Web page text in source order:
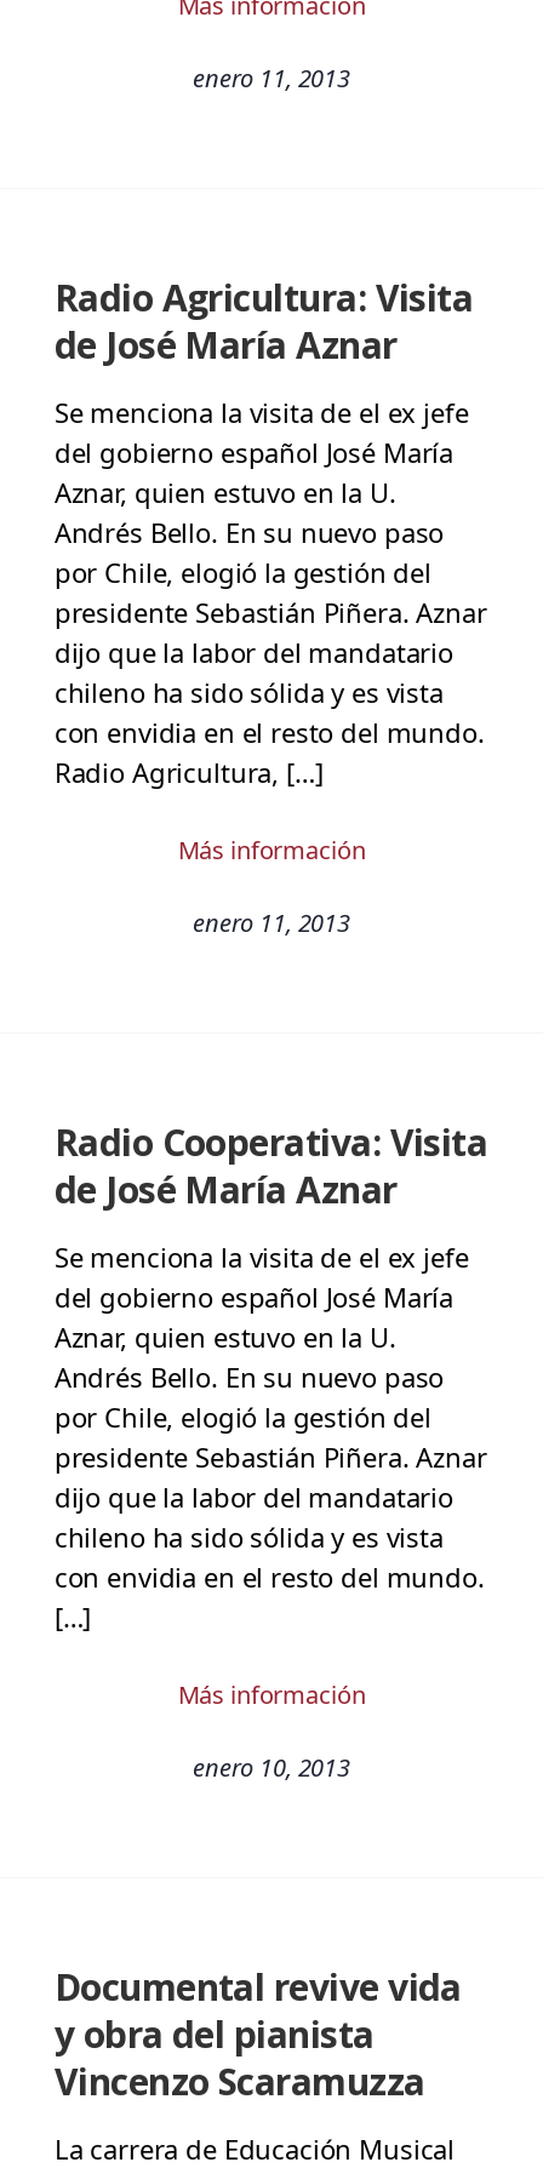
enero 11, 2013
Radio Agricultura: Visita
de José María Aznar
Se menciona la visita de el ex jefe
del gobierno español José María
Aznar, quien estuvo en la U.
Andrés Bello. En su nuevo paso
por Chile, elogió la gestión del
presidente Sebastián Piñera. Aznar
dijo que la labor del mandatario
chileno ha sido sólida y es vista
con envidia en el resto del mundo.
Radio Agricultura, […]
Más información
enero 11, 2013
Radio Cooperativa: Visita
de José María Aznar
Se menciona la visita de el ex jefe
del gobierno español José María
Aznar, quien estuvo en la U.
Andrés Bello. En su nuevo paso
por Chile, elogió la gestión del
presidente Sebastián Piñera. Aznar
dijo que la labor del mandatario
chileno ha sido sólida y es vista
con envidia en el resto del mundo.
[…]
Más información
enero 10, 2013
Documental revive vida
y obra del pianista
Vincenzo Scaramuzza
La carrera de Educación Musical